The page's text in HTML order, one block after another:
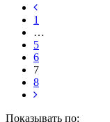
1
…
5
6
7
8
Показывать по: